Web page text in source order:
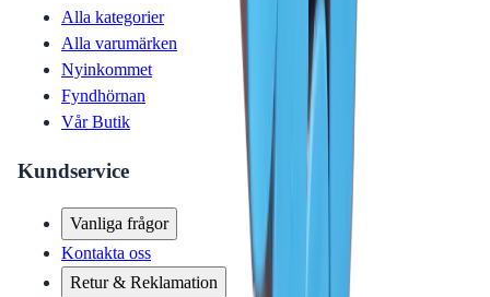
Alla kategorier
Alla varumärken
Nyinkommet
Fyndhörnan
Vår Butik
Kundservice
Vanliga frågor
Kontakta oss
Retur & Reklamation